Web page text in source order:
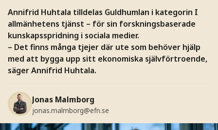
Annifrid Huhtala tilldelas Guldhumlan i kategorin I
allmänhetens tjänst – för sin forskningsbaserade
kunskapsspridning i sociala medier.
– Det finns många tjejer där ute som behöver hjälp
med att bygga upp sitt ekonomiska självförtroende,
säger Annifrid Huhtala.
Jonas Malmborg
jonas.malmborg@efn.se